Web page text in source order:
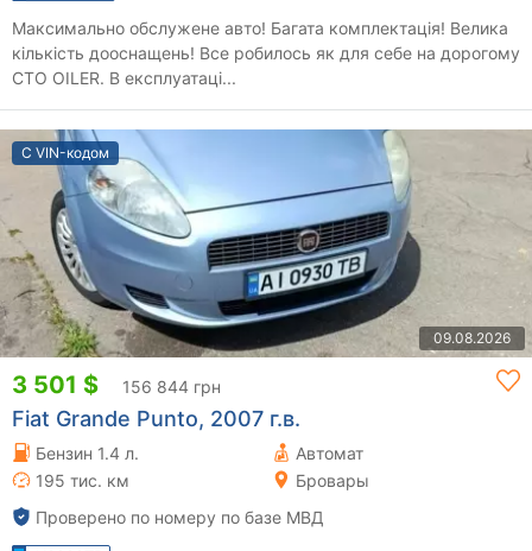
Максимально обслужене авто! Багата комплектація! Велика
кількість дооснащень! Все робилось як для себе на дорогому
СТО OILER. В експлуатаці...
С VIN-кодом
09.08.2026
3 501 $ 156 844 грн
Fiat Grande Punto, 2007 г.в.
Бензин 1.4 л.
Автомат
195 тис. км
Бровары
Проверено по номеру по базе МВД